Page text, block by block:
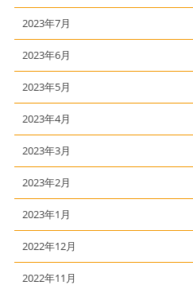
2023年7月
2023年6月
2023年5月
2023年4月
2023年3月
2023年2月
2023年1月
2022年12月
2022年11月